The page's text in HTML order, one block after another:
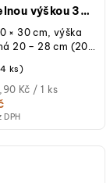
výškou 30
cm
Kč / 1 ks
ks)
× 30 cm, výška
20 – 28 cm (20 /
složení,